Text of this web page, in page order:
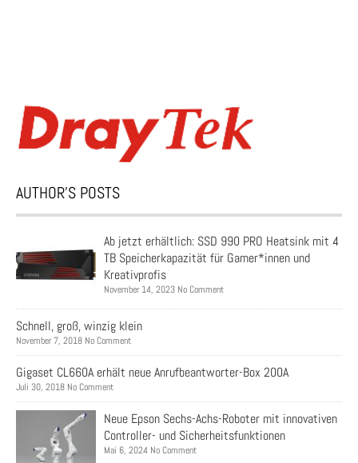
AUTHOR’S POSTS
Ab jetzt erhältlich: SSD 990 PRO Heatsink mit 4
TB Speicherkapazität für Gamer*innen und
Kreativprofis
November 14, 2023 No Comment
Schnell, groß, winzig klein
November 7, 2018 No Comment
Gigaset CL660A erhält neue Anrufbeantworter-Box 200A
Juli 30, 2018 No Comment
Neue Epson Sechs-Achs-Roboter mit innovativen
Controller- und Sicherheitsfunktionen
Mai 6, 2024 No Comment